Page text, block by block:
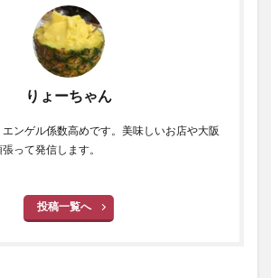
りょーちゃん
ンゲル係数高めです。美味しいお店や大阪
って発信します。
投稿一覧へ